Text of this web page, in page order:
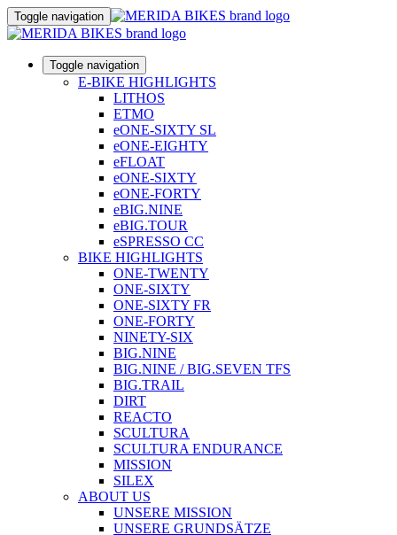
Toggle navigation
Toggle navigation
E-BIKE HIGHLIGHTS
LITHOS
ETMO
eONE-SIXTY SL
eONE-EIGHTY
eFLOAT
eONE-SIXTY
eONE-FORTY
eBIG.NINE
eBIG.TOUR
eSPRESSO CC
BIKE HIGHLIGHTS
ONE-TWENTY
ONE-SIXTY
ONE-SIXTY FR
ONE-FORTY
NINETY-SIX
BIG.NINE
BIG.NINE / BIG.SEVEN TFS
BIG.TRAIL
DIRT
REACTO
SCULTURA
SCULTURA ENDURANCE
MISSION
SILEX
ABOUT US
UNSERE MISSION
UNSERE GRUNDSÄTZE